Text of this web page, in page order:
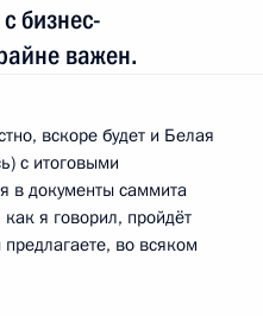
бизнес-
важен.
вскоре будет и Белая
с итоговыми
в документы саммита
я говорил, пройдёт
во всяком